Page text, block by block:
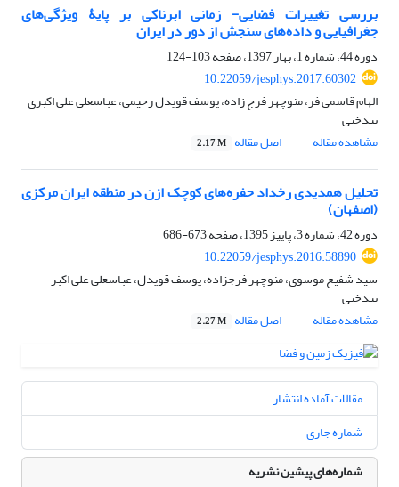
بررسی تغییرات فضایی- زمانی ابرناکی بر پایۀ ویژگی‌های
جغرافیایی و داده‌های سنجش از دور در ایران
دوره 44، شماره 1، بهار 1397، صفحه
103-124
10.22059/jesphys.2017.60302
الهام قاسمی فر، منوچهر فرج زاده، یوسف قویدل رحیمی، عباسعلی علی اکبری
بیدختی
مشاهده مقاله
اصل مقاله 2.17 M
تحلیل همدیدی رخداد حفره‌های کوچک ازن در منطقه ایران مرکزی
(اصفهان)
دوره 42، شماره 3، پاییز 1395، صفحه
673-686
10.22059/jesphys.2016.58890
سید شفیع موسوی، منوچهر فرجزاده، یوسف قویدل، عباسعلی علی اکبر
بیدختی
مشاهده مقاله
اصل مقاله 2.27 M
مقالات آماده انتشار
شماره جاری
شماره‌های پیشین نشریه